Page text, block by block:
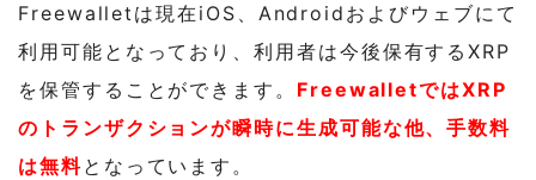
Freewalletは現在iOS、Androidおよびウェブにて
利用可能となっており、利用者は今後保有するXRP
を保管することができます。 FreewalletではXRP
のトランザクションが瞬時に生成可能な他、手数料
は無料となっています。